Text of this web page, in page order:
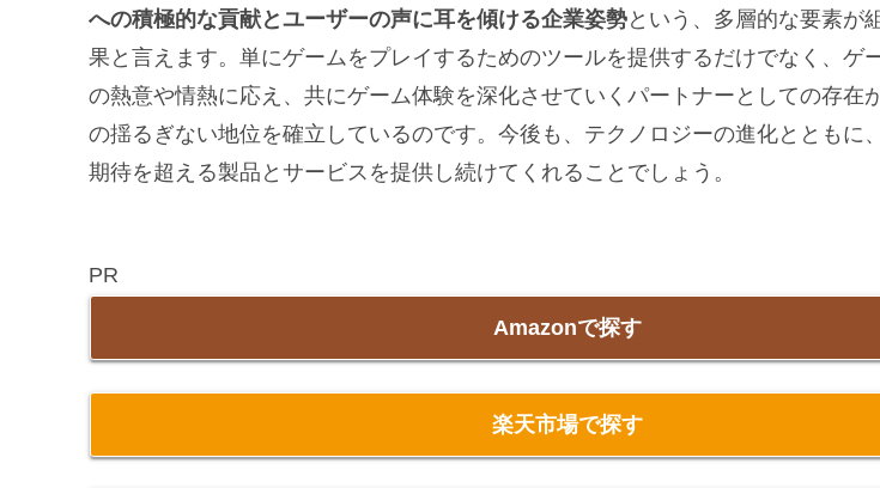
への積極的な貢献とユーザーの声に耳を傾ける企業姿勢という、多層的な要素が
果と言えます。単にゲームをプレイするためのツールを提供するだけでなく、ゲ
の熱意や情熱に応え、共にゲーム体験を深化させていくパートナーとしての存在
の揺るぎない地位を確立しているのです。今後も、テクノロジーの進化とともに
期待を超える製品とサービスを提供し続けてくれることでしょう。
PR
Amazonで探す
楽天市場で探す